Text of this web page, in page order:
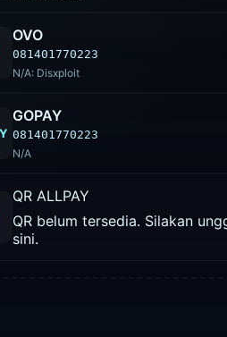
OVO
081401770223
N/A: Disxploit
GOPAY
081401770223
N/A
QR ALLPAY
QR belum tersedia. Silakan
sini.